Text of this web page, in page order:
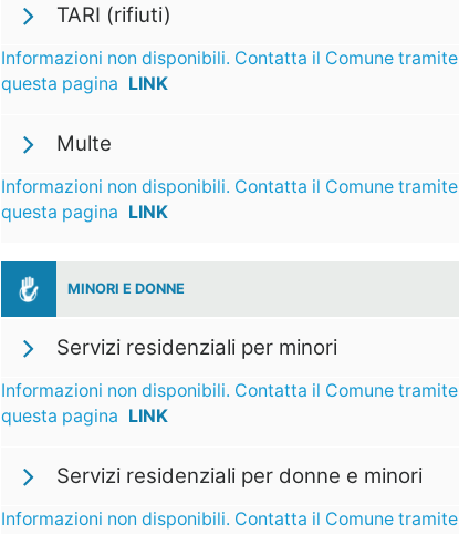
TARI (rifiuti)
Informazioni non disponibili. Contatta il Comune tramite
questa pagina LINK
Multe
Informazioni non disponibili. Contatta il Comune tramite
questa pagina LINK
MINORI E DONNE
Servizi residenziali per minori
Informazioni non disponibili. Contatta il Comune tramite
questa pagina LINK
Servizi residenziali per donne e minori
Informazioni non disponibili. Contatta il Comune tramite